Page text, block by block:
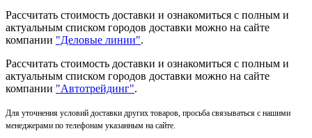
Рассчитать стоимость доставки и ознакомиться с полным и
актуальным списком городов доставки можно на сайте
компании "Деловые линии".
Рассчитать стоимость доставки и ознакомиться с полным и
актуальным списком городов доставки можно на сайте
компании "Автотрейдинг".
Для уточнения условий доставки других товаров, просьба связываться с нашими
менеджерами по телефонам указанным на сайте.